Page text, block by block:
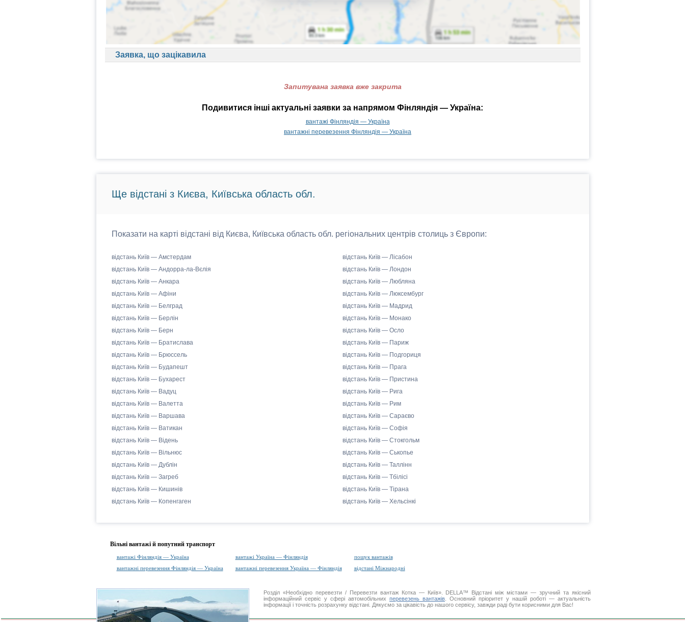
Заявка, що зацікавила
Запитувана заявка вже закрита
Подивитися інші актуальні заявки за напрямом Фінляндія — Україна:
вантажі Фінляндія — Україна
вантажні перевезення Фінляндія — Україна
Ще відстані з Києва, Київська область обл.
Показати на карті відстані від Києва, Київська область обл. регіональних центрів столиць з Європи:
відстань Київ — Амстердам
відстань Київ — Андорра-ла-Вєлія
відстань Київ — Анкара
відстань Київ — Афіни
відстань Київ — Белград
відстань Київ — Берлін
відстань Київ — Берн
відстань Київ — Братислава
відстань Київ — Брюссель
відстань Київ — Будапешт
відстань Київ — Бухарест
відстань Київ — Вадуц
відстань Київ — Валетта
відстань Київ — Варшава
відстань Київ — Ватикан
відстань Київ — Відень
відстань Київ — Вільнюс
відстань Київ — Дублін
відстань Київ — Загреб
відстань Київ — Кишинів
відстань Київ — Копенгаген
відстань Київ — Лісабон
відстань Київ — Лондон
відстань Київ — Любляна
відстань Київ — Люксембург
відстань Київ — Мадрид
відстань Київ — Монако
відстань Київ — Осло
відстань Київ — Париж
відстань Київ — Подгориця
відстань Київ — Прага
відстань Київ — Пристина
відстань Київ — Рига
відстань Київ — Рим
відстань Київ — Сараєво
відстань Київ — Софія
відстань Київ — Стокгольм
відстань Київ — Ськопье
відстань Київ — Таллінн
відстань Київ — Тбілісі
відстань Київ — Тірана
відстань Київ — Хельсінкі
Вільні вантажі й попутний транспорт
вантажі Фінляндія — Україна вантажі Україна — Фінляндія
пошук вантажів
вантажні перевезення Фінляндія — Україна
вантажні перевезення Україна — Фінляндія відстані Міжнародні
Розділ «Необхідно перевезти / Перевезти вантаж Котка — Київ». DELLA™ Відстані між містами — зручний та якісний
інформаційний сервіс у сфері автомобільних перевезень вантажів . Основний пріоритет у нашій роботі — актуальність
інформації і точність розрахунку відстані. Дякуємо за цікавість до нашого сервісу, завжди раді бути корисними для Вас!